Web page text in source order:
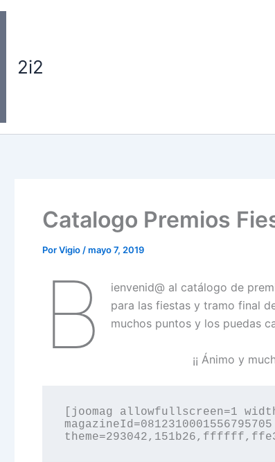
2i2
Catalogo Premios
PorVigio /mayo 7, 2019
B
ienvenid@ al catálogo de
para las fiestas y tramo final
muchos puntos y los puedas
¡¡ Ánimo y
[joomag allowfullscreen=1
magazineId=0812310001556795705